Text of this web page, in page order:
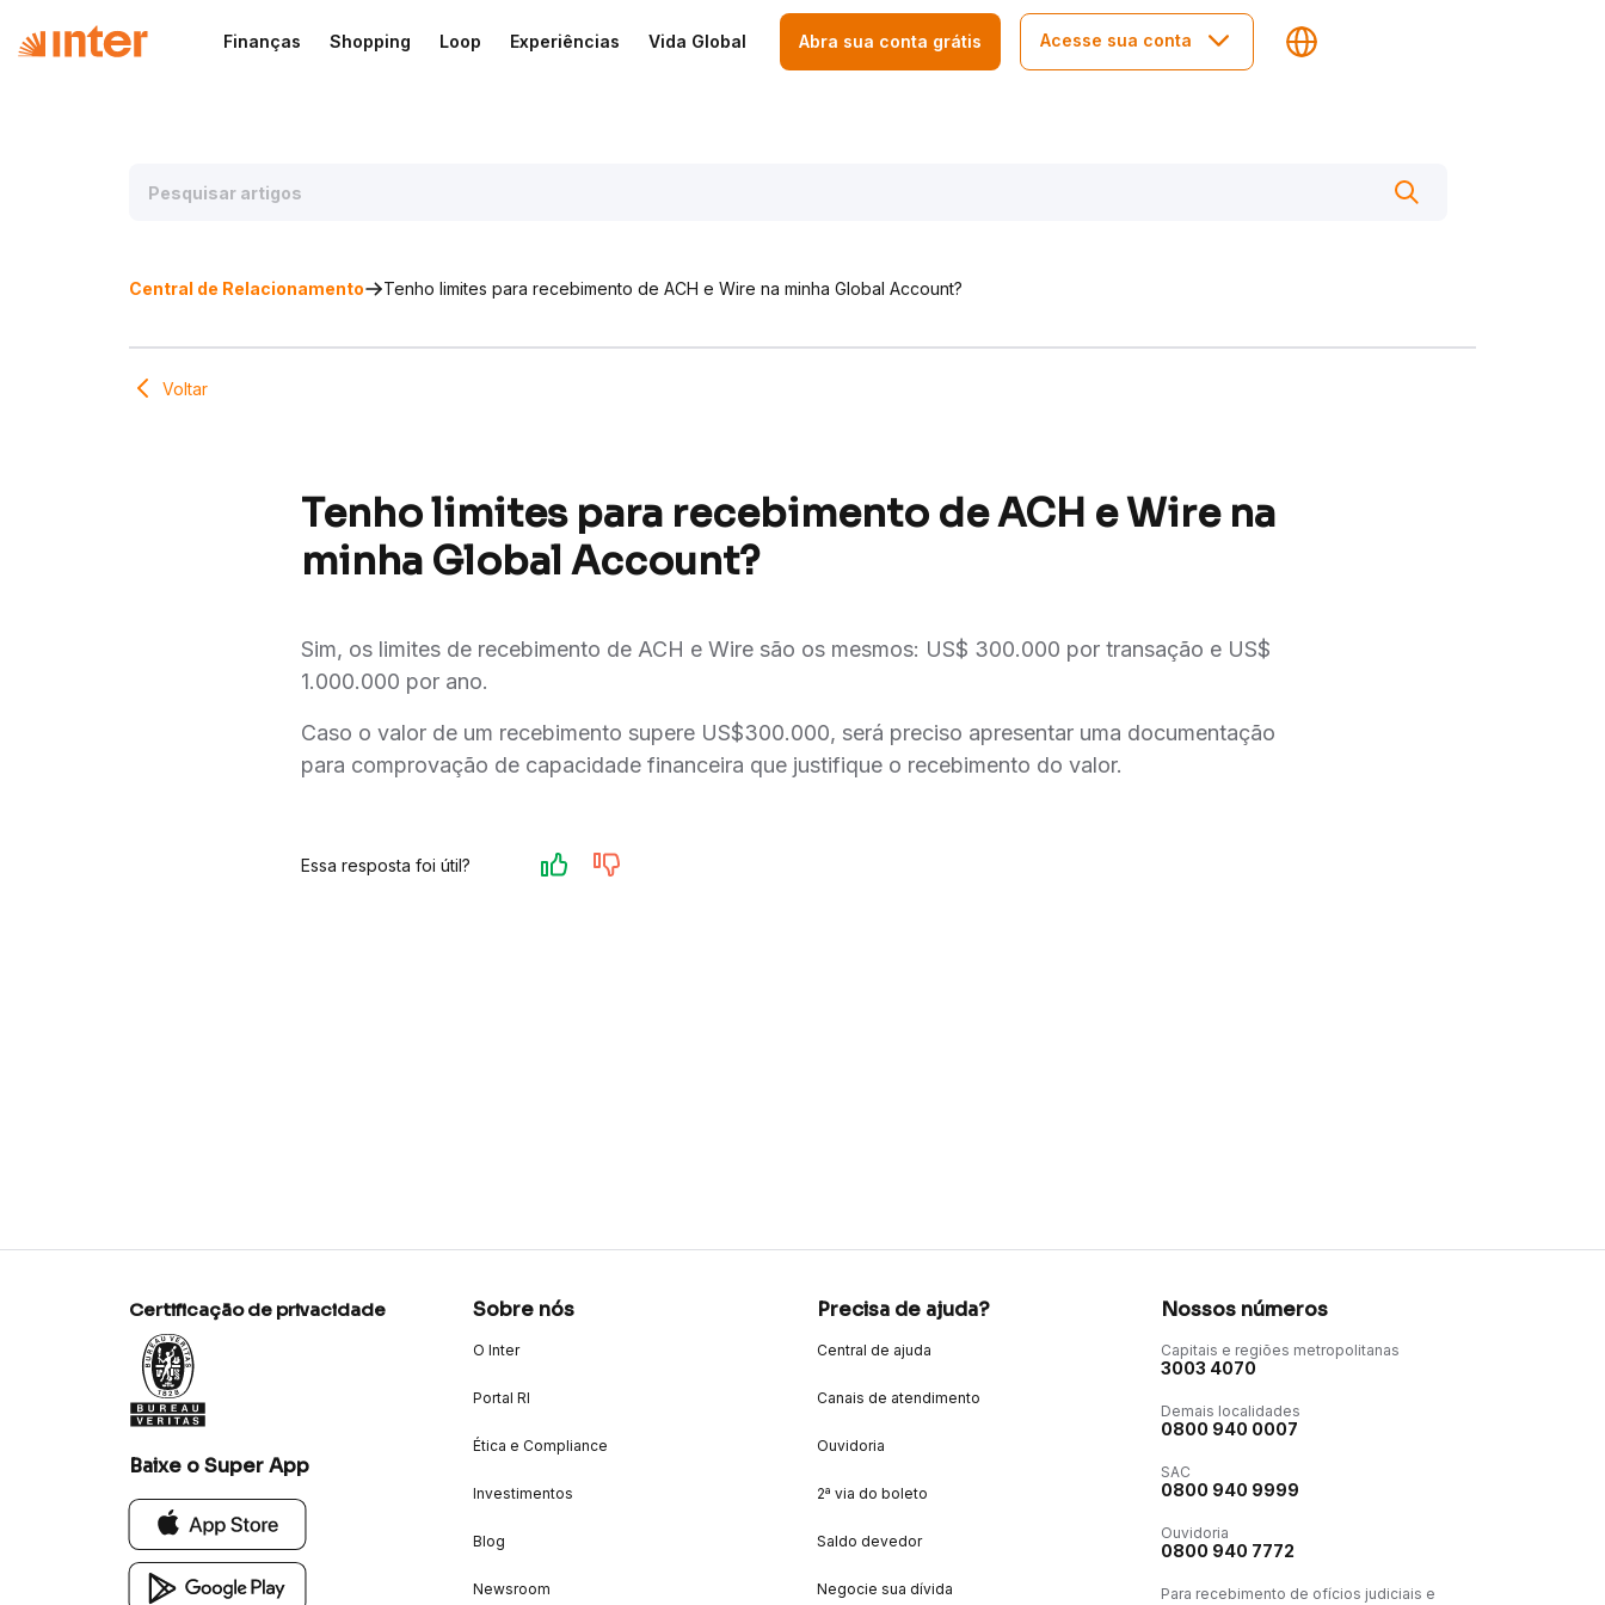
Finanças Shopping Loop Experiências Vida Global Abra sua conta grátis Acesse sua conta
Central de Relacionamento Tenho limites para recebimento de ACH e Wire na minha Global Account?
Voltar
Tenho limites para recebimento de ACH e Wire na
minha Global Account?
Sim, os limites de recebimento de ACH e Wire são os mesmos: US$ 300.000 por transação e US$
1.000.000 por ano.
Caso o valor de um recebimento supere US$300.000, será preciso apresentar uma documentação
para comprovação de capacidade financeira que justifique o recebimento do valor.
Essa resposta foi útil?
Certificação de privacidade
Baixe o Super App
Sobre nós
O Inter
Portal RI
Ética e Compliance
Investimentos
Blog
Newsroom
Precisa de ajuda?
Central de ajuda
Canais de atendimento
Ouvidoria
2ª via do boleto
Saldo devedor
Negocie sua dívida
Nossos números
Capitais e regiões metropolitanas
3003 4070
Demais localidades
0800 940 0007
SAC
0800 940 9999
Ouvidoria
0800 940 7772
Para recebimento de ofícios judiciais e